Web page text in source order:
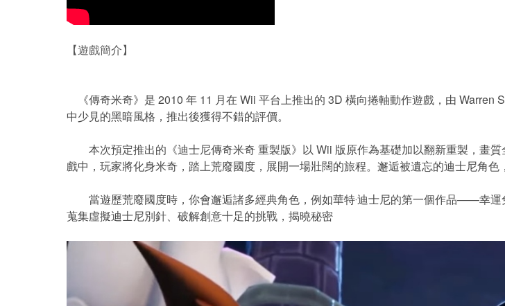
【遊戲簡介】
《傳奇米奇》是 2010 年 11 月在 Wii 平台上推出的 3D 橫向捲軸動作遊戲，由
中少見的黑暗風格，推出後獲得不錯的評價。
本次預定推出的《迪士尼傳奇米奇 重製版》以 Wii 版原作為基礎加以翻新重製，畫
戲中，玩家將化身米奇，踏上荒廢國度，展開一場壯闊的旅程。邂逅被遺忘的迪士尼角
當遊歷荒廢國度時，你會邂逅諸多經典角色，例如華特‧迪士尼的第一個作品——幸運
蒐集虛擬迪士尼別針、破解創意十足的挑戰，揭曉秘密